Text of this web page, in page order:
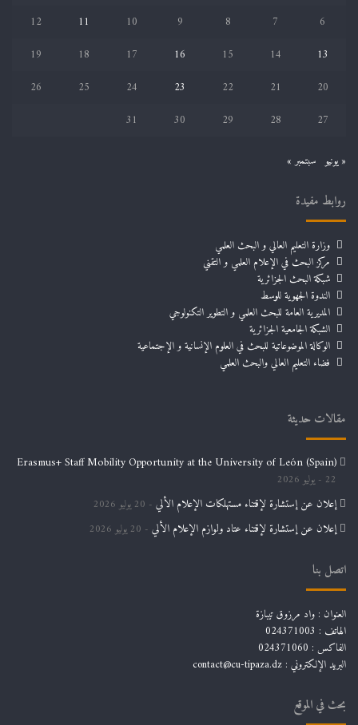
6
7
8
9
10
11
12
13
14
15
16
17
18
19
20
21
22
23
24
25
26
27
28
29
30
31
« يونيو سبتمبر »
روابط مفيدة
وزارة التعليم العالي و البحث العلمي
مركز البحث في الإعلام العلمي و التقني
شبكة البحث الجزائرية
الندوة الجهوية للوسط
المديرية العامة للبحث العلمي و التطوير التكنولوجي
الشبكة الجامعية الجزائرية
الوكالة الموضوعاتية للبحث في العلوم الإنسانية و الإجتماعية
فضاء التعليم العالي والبحث العلمي
مقالات حديثة
Erasmus+ Staff Mobility Opportunity at the University of León (Spain)
22 يوليو 2026
إعلان عن إستشارة لإقتناء مستهلكات الإعلام الألي 20 يوليو 2026
إعلان عن إستشارة لإقتناء عتاد ولوازم الإعلام الألي 20 يوليو 2026
اتصل بنا
العنوان : واد مرزوق تيبازة
الهاتف : 024371003
الفاكس : 024371060
البريد الإلكتروني : contact@cu-tipaza.dz
بحث في الموقع